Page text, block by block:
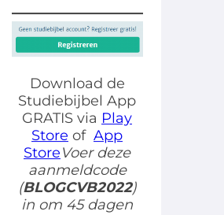
Download de
Studiebijbel App
GRATIS via Play
Store of App
StoreVoer deze
aanmeldcode
(BLOGCVB2022)
in om 45 dagen